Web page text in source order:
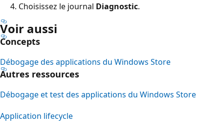
Choisissez le journal Diagnostic.
Voir aussi
Concepts
Débogage des applications du Windows Store
Autres ressources
Débogage et test des applications du Windows Store
Application lifecycle